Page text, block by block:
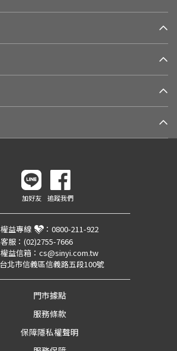
加好友 追蹤我們
益專線 ： 0800-211-922
服： (02)2755-7666
益信箱： cs@sinyi.com.tw
北市信義區信義路五段100號
門市據點
服務條款
保障隱私權聲明